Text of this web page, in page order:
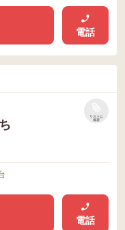
電話
リストに
保存
電話